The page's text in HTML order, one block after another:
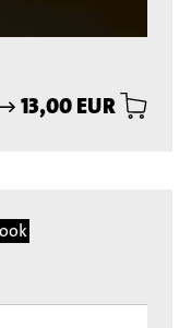
13,00 EUR